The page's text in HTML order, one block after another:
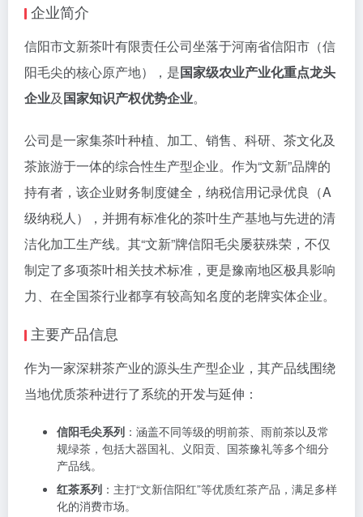
企业简介
信阳市文新茶叶有限责任公司坐落于河南省信阳市（信
阳毛尖的核心原产地），是国家级农业产业化重点龙头
企业及国家知识产权优势企业。
公司是一家集茶叶种植、加工、销售、科研、茶文化及
茶旅游于一体的综合性生产型企业。作为“文新”品牌的
持有者，该企业财务制度健全，纳税信用记录优良（A
级纳税人），并拥有标准化的茶叶生产基地与先进的清
洁化加工生产线。其“文新”牌信阳毛尖屡获殊荣，不仅
制定了多项茶叶相关技术标准，更是豫南地区极具影响
力、在全国茶行业都享有较高知名度的老牌实体企业。
主要产品信息
作为一家深耕茶产业的源头生产型企业，其产品线围绕
当地优质茶种进行了系统的开发与延伸：
信阳毛尖系列 ：涵盖不同等级的明前茶、雨前茶以及常
规绿茶，包括大器国礼、义阳贡、国茶豫礼等多个细分
产品线。
红茶系列 ：主打“文新信阳红”等优质红茶产品，满足多样
化的消费市场。